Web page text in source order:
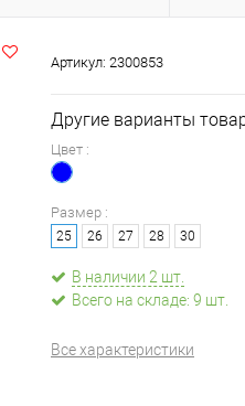
Артикул: 2300853
Другие варианты
Цвет :
Размер :
25 26 27 28 30
В наличии 2 шт.
Всего на складе: 9 шт.
Все характеристики